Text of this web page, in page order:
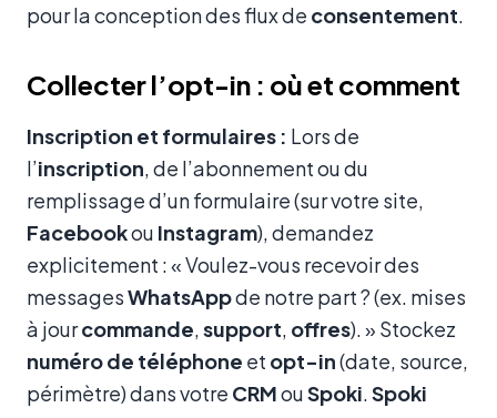
pour la conception des flux de consentement.
Collecter l’opt-in : où et comment
Inscription et formulaires : Lors de
l’inscription, de l’abonnement ou du
remplissage d’un formulaire (sur votre site,
Facebookou Instagram), demandez
explicitement : « Voulez-vous recevoir des
messagesWhatsAppde notre part ? (ex. mises
à jourcommande,support, offres). » Stockez
numéro de téléphone et opt-in(date, source,
périmètre) dans votre CRMouSpoki.Spoki